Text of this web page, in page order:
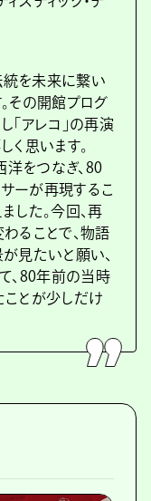
を未来に繋い
その開館プログ
「アレコ」の再演
く思います。
洋をつなぎ、80
ーが再現するこ
した。今回、再
ることで、物語
見たいと願い、
、80年前の当時
ことが少しだけ